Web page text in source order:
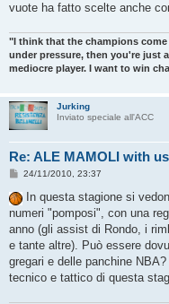
vuote ha fatto scelte anche
"I think that the champions
under pressure, then you're just
mediocre player. I want to win
Jurking
Inviato speciale all'ACC
Re: ALE MAMOLI with
M
s
s
a
g
i
o
24/11/2010, 23:37
In questa stagione si
numeri "pomposi", con una
anno (gli assist di Rondo, i
e tante altre). Può essere
gregari e delle panchine
tecnico e tattico di questa